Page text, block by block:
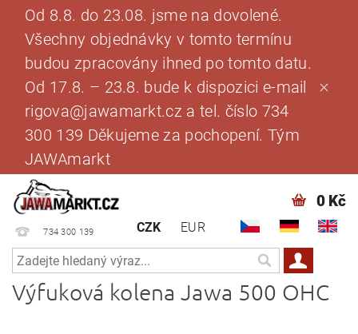
Od 8.8. do 23.08. jsme na dovolené.
Všechny objednávky v tomto termínu
budou zpracovány ihned po tomto datu.
Od 17.8. – 23.8. bude k dispozici e-mail
rigova@jawamarkt.cz a tel. číslo 734
300 139 Děkujeme za pochopení. Tým
JAWAmarkt
734 300 139 CZK EUR
0 Kč
Výfuková kolena Jawa 500 OHC